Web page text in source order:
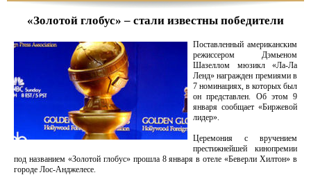
«Золотой глобус» – стали известны победители
Поставленный американским
режиссером Дэмьеном
Шазеллом мюзикл «Ла-Ла
Ленд» награжден премиями в
7 номинациях, в которых был
он представлен. Об этом 9
января сообщает «Биржевой
лидер».
Церемония с вручением
престижнейшей кинопремии
под названием «Золотой глобус» прошла 8 января в отеле «Беверли Хилтон» в
городе Лос-Анджелесе.